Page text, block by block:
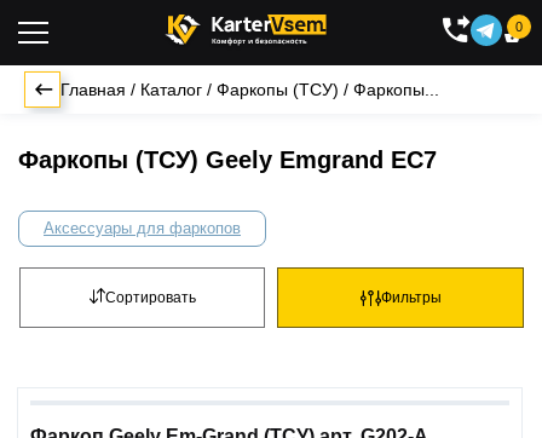

0
Главная / Каталог / Фаркопы (ТСУ) / Фаркопы...
Фаркопы (ТСУ) Geely Emgrand EC7
Аксессуары для фаркопов
Фильтры
Сортировать